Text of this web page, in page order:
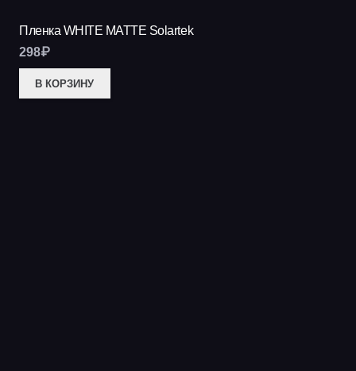
Пленка WHITE MATTE Solartek
298₽
В КОРЗИНУ